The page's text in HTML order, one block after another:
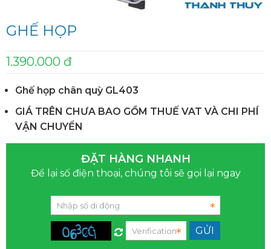
GHẾ HỌP
1.390.000 đ
Ghế họp chân quỳ GL403
GIÁ TRÊN CHƯA BAO GỒM THUẾ VAT VÀ CHI PHÍ
VẬN CHUYỂN
ĐẶT HÀNG NHANH
Để lại số điện thoại, chúng tôi sẽ gọi lại ngay